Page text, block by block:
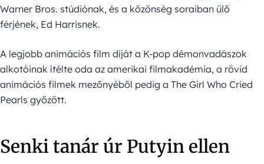
Warner Bros. stúdiónak, és a közönség soraiban ülő
férjének, Ed Harrisnek.
A legjobb animációs film díját a K-pop démonvadászok
alkotóinak ítélte oda az amerikai filmakadémia, a rövid
animációs filmek mezőnyéből pedig a The Girl Who Cried
Pearls győzött.
Senki tanár úr Putyin ellen